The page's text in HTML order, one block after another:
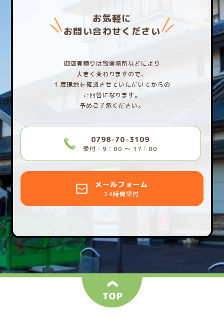
お気軽に
お問い合わせください
御御見積りは設置場所などにより
大きく変わりますので、
１度現地を確認させていただいてからの
ご回答になります。
予めご了承ください。
0798-70-3109
受付・9：00 〜 17：00
メールフォーム
24時間受付